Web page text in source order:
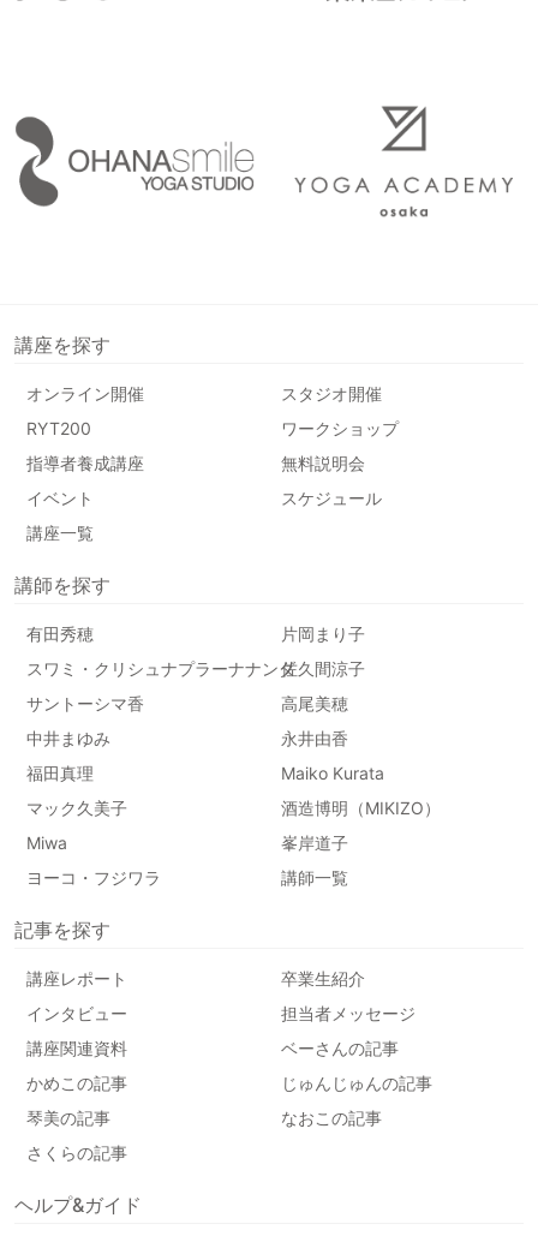
講座を探す
オンライン開催
スタジオ開催
RYT200
ワークショップ
指導者養成講座
無料説明会
イベント
スケジュール
講座一覧
講師を探す
有田秀穂
片岡まり子
スワミ・クリシュナプラーナナンダ佐久間涼子
サントーシマ香
高尾美穂
中井まゆみ
永井由香
福田真理
Maiko Kurata
マック久美子
酒造博明（MIKIZO）
Miwa
峯岸道子
ヨーコ・フジワラ
講師一覧
記事を探す
講座レポート
卒業生紹介
インタビュー
担当者メッセージ
講座関連資料
ベーさんの記事
かめこの記事
じゅんじゅんの記事
琴美の記事
なおこの記事
さくらの記事
ヘルプ&ガイド